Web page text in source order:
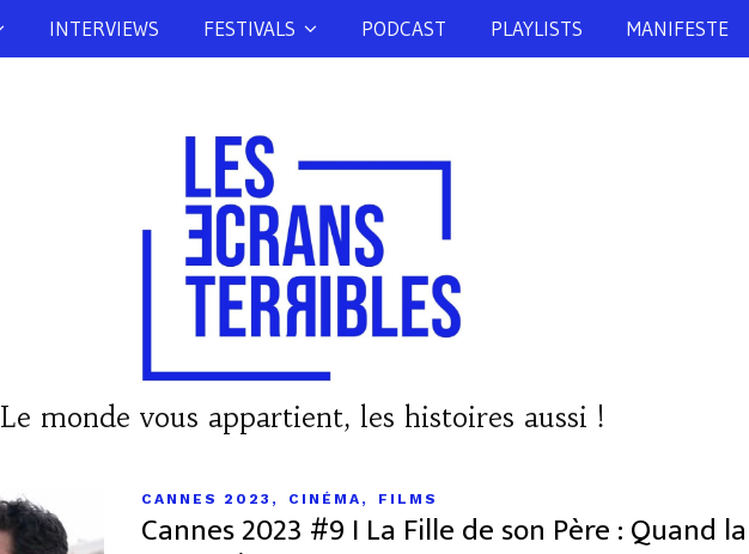
INTERVIEWS FESTIVALS PODCAST PLAYLISTS MANIFESTE
Le monde vous appartient, les histoires aussi !
CANNES 2023 , CINÉMA , FILMS
Cannes 2023 #9 I La Fille de son Père : Quand